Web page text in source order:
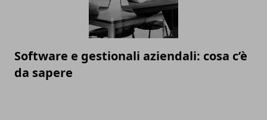
Software e gestionali aziendali: cosa c’è
da sapere